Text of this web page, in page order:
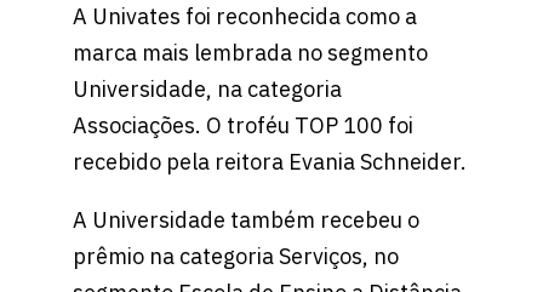
A Univates foi reconhecida como a
marca mais lembrada no segmento
Universidade, na categoria
Associações. O troféu TOP 100 foi
recebido pela reitora Evania Schneider.
A Universidade também recebeu o
prêmio na categoria Serviços, no